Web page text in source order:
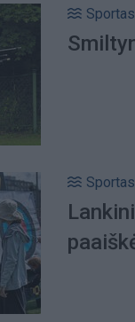
Sportas
Sportas